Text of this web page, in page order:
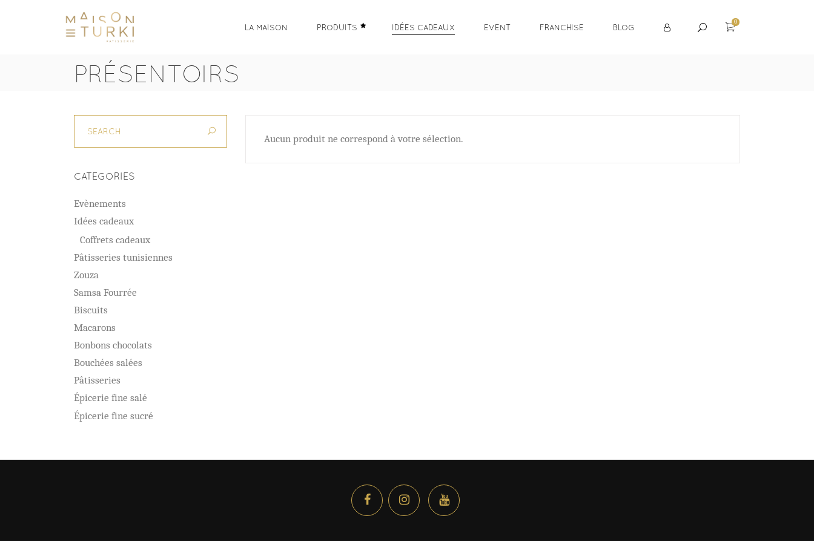
LA MAISON PRODUITS IDÉES CADEAUX EVENT FRANCHISE BLOG
0
PRÉSENTOIRS
Aucun produit ne correspond à votre sélection.
CATEGORIES
Evènements
Idées cadeaux
Coffrets cadeaux
Pâtisseries tunisiennes
Zouza
Samsa Fourrée
Biscuits
Macarons
Bonbons chocolats
Bouchées salées
Pâtisseries
Épicerie fine salé
Épicerie fine sucré